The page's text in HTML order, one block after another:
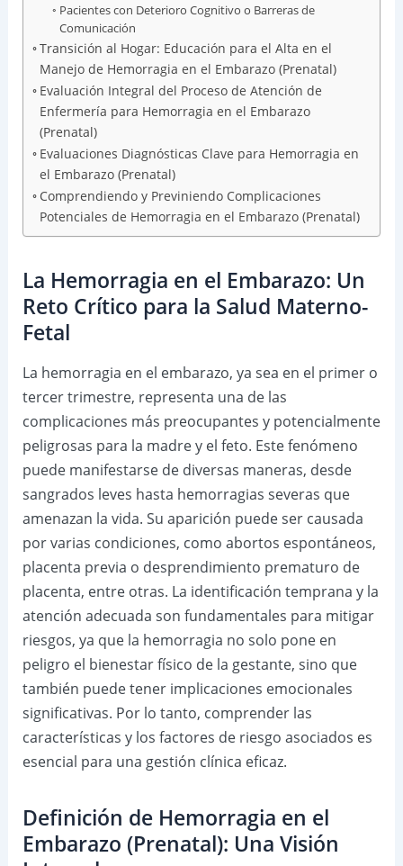
Pacientes con Deterioro Cognitivo o Barreras de
Comunicación
Transición al Hogar: Educación para el Alta en el
Manejo de Hemorragia en el Embarazo (Prenatal)
Evaluación Integral del Proceso de Atención de
Enfermería para Hemorragia en el Embarazo
(Prenatal)
Evaluaciones Diagnósticas Clave para Hemorragia en
el Embarazo (Prenatal)
Comprendiendo y Previniendo Complicaciones
Potenciales de Hemorragia en el Embarazo (Prenatal)
La Hemorragia en el Embarazo: Un
Reto Crítico para la Salud Materno-
Fetal
La hemorragia en el embarazo, ya sea en el primer o
tercer trimestre, representa una de las
complicaciones más preocupantes y potencialmente
peligrosas para la madre y el feto. Este fenómeno
puede manifestarse de diversas maneras, desde
sangrados leves hasta hemorragias severas que
amenazan la vida. Su aparición puede ser causada
por varias condiciones, como abortos espontáneos,
placenta previa o desprendimiento prematuro de
placenta, entre otras. La identificación temprana y la
atención adecuada son fundamentales para mitigar
riesgos, ya que la hemorragia no solo pone en
peligro el bienestar físico de la gestante, sino que
también puede tener implicaciones emocionales
significativas. Por lo tanto, comprender las
características y los factores de riesgo asociados es
esencial para una gestión clínica eficaz.
Definición de Hemorragia en el
Embarazo (Prenatal): Una Visión